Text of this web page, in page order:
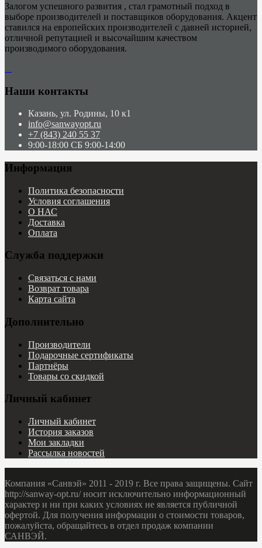
Залогом успешного развития , стал грамотный подход в
выборе производителей и поставщиков оборудования. Акцент
ставился на европейских производителей с давней историей,
отличной репутацией и высочайшим качеством
производимого оборудования.
Наши контакты
Казань, ул. Родины, 10 к1
info@sanwayopt.ru
+7 (843) 240 55 37
9:00-18:00 СБ 9:00-14:00
Информация
Политика безопасности
Условия соглашения
О НАС
Доставка
Оплата
Служба поддержки
Связаться с нами
Возврат товара
Карта сайта
Дополнительно
Производители
Подарочные сертификаты
Партнёры
Товары со скидкой
Личный кабинет
Личный кабинет
История заказов
Мои закладки
Рассылка новостей
Компания «Санвэй» 2011 - 2019 г. Все права защищены. Сайт
http://sanway-opt.ru/ носит исключительно информационный
характер и ни при каких условиях не является публичной
офертой. Для получения информации о стоимости товаров,
пожалуйста, обращайтесь в отдел продаж компании
САНВЭЙ.